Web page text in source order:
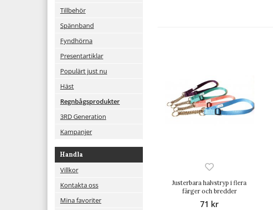
Tillbehör
Spännband
Fyndhörna
Presentartiklar
Populärt just nu
Häst
Regnbågsprodukter
3RD Generation
Kampanjer
Handla
Villkor
Kontakta oss
Mina favoriter
Justerbara halvstryp i flera
färger och bredder
71 kr